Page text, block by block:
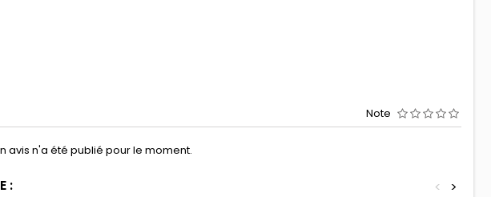
Note
avis n'a été publié pour le moment.
: >
<